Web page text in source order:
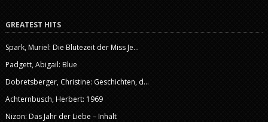
GREATEST HITS
Spark, Muriel: Die Blütezeit der Miss Je...
Padgett, Abigail: Blue
Dobretsberger, Christine: Geschichten, d...
Achternbusch, Herbert: 1969
Nizon: Das Jahr der Liebe – Inhalt